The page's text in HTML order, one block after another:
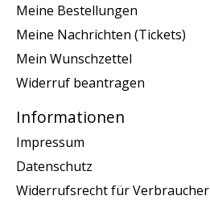
Meine Bestellungen
Meine Nachrichten (Tickets)
Mein Wunschzettel
Widerruf beantragen
Informationen
Impressum
Datenschutz
Widerrufsrecht für Verbraucher